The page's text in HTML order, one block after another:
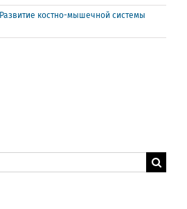
Развитие костно-мышечной системы